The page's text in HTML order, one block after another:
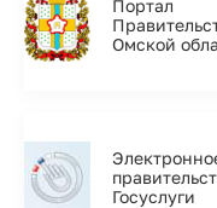
Портал
Омской
Госуслуги